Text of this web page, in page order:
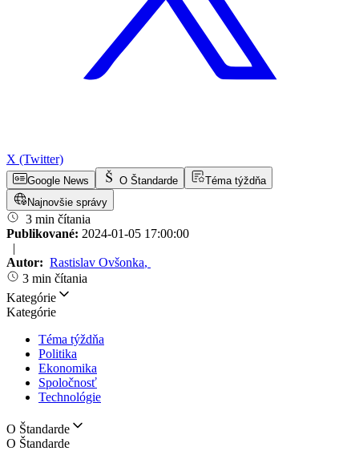
X (Twitter)
Google News O Štandarde
Téma týždňa
Najnovšie správy
3 min čítania
Publikované: 2024-01-05 17:00:00
|
Autor: Rastislav Ovšonka,
3 min čítania
Kategórie
Kategórie
Téma týždňa
Politika
Ekonomika
Spoločnosť
Technológie
O Štandarde
O Štandarde